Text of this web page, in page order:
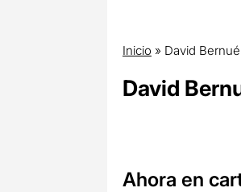
Inicio » David
David
Ahora en